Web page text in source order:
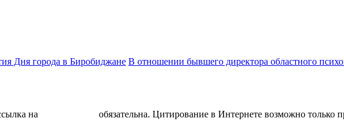
Дня города в Биробиджане В отношении бывшего директора областного
на обязательна. Цитирование в Интернете возможно только